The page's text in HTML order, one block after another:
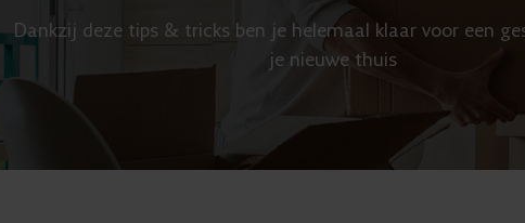
Dankzij deze tips & tricks ben je helemaal klaar voor een
je nieuwe thuis